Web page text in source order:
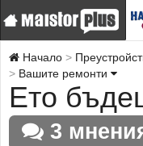
Начало
Вашите ремонти
Ето
3